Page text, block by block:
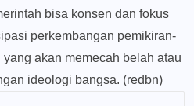
bisa konsen dan fokus
perkembangan pemikiran-
akan memecah belah atau
ideologi bangsa. (redbn)